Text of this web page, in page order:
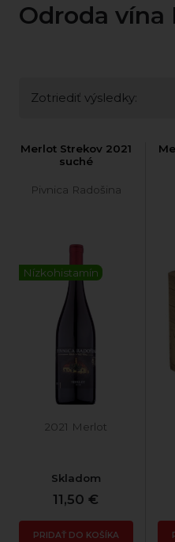
Odroda vína
Zotriediť výsledky:
Merlot Strekov 2021
suché
Pivnica Radošina
Nízkohistamín
2021 Merlot
Skladom
11,50 €
PRIDAŤ DO KOŠÍKA